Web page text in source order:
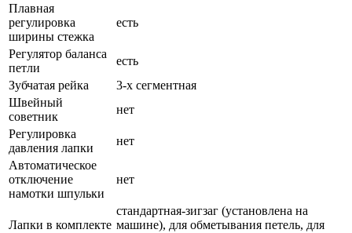
Плавная
регулировка
ширины стежка
есть
Регулятор баланса
петли
есть
Зубчатая рейка
3-х сегментная
Швейный
советник
нет
Регулировка
давления лапки
нет
Автоматическое
отключение
намотки шпульки
нет
Лапки в комплекте
стандартная-зигзаг (установлена на
машине), для обметывания петель, для